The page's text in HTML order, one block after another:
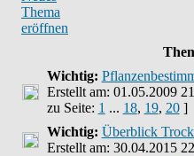
Wichtig:
Erstellt am: 01.05.2009
zu Seite: 1 ... 18, 19, 20]
Wichtig: Überblick
Erstellt am: 30.04.2015